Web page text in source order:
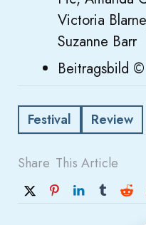
Victoria
Suzanne Barr
Beitragsbild
Festival Review
Share This Article